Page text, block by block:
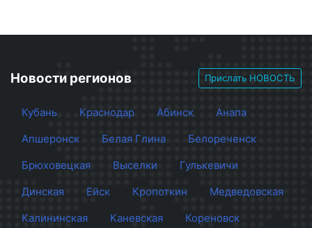
Новости регионов Прислать НОВОСТЬ
Кубань Краснодар Абинск
Анапа
Апшеронск
Белая Глина
Белореченск
Брюховецкая
Выселки
Гулькевичи
Динская
Ейск Кропоткин
Медведовская
Калининская
Каневская
Кореновск